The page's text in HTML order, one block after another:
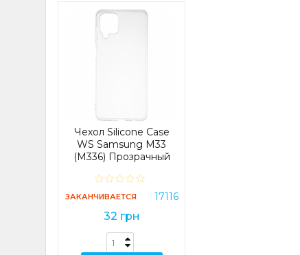
Чехол Silicone Case
WS Samsung M33
(M336) Прозрачный
ЗАКАНЧИВАЕТСЯ 17116
32 грн